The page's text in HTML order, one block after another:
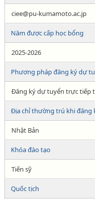
ciee@pu-kumamoto.ac.jp
Năm được cấp học bổng
2025-2026
Phương pháp đăng ký dự
Đăng ký dự tuyển trực tiếp
Địa chỉ thường trú khi đăng
Nhật Bản
Khóa đào tạo
Tiến sỹ
Quốc tịch